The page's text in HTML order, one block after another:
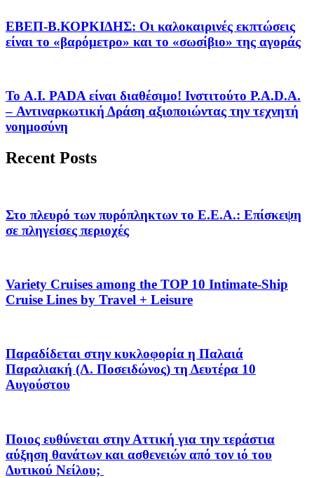
EΒΕΠ-Β.ΚΟΡΚΙΔΗΣ: Οι καλοκαιρινές εκπτώσεις
είναι το «βαρόμετρο» και το «σωσίβιο» της αγοράς
Το A.I. PADA είναι διαθέσιμο! Ινστιτούτο P.A.D.A.
– Αντιναρκωτική Δράση αξιοποιώντας την τεχνητή
νοημοσύνη
Recent Posts
Στο πλευρό των πυρόπληκτων το Ε.Ε.Α.: Επίσκεψη
σε πληγείσες περιοχές
Variety Cruises among the TOP 10 Intimate-Ship
Cruise Lines by Travel + Leisure
Παραδίδεται στην κυκλοφορία η Παλαιά
Παραλιακή (Λ. Ποσειδώνος) τη Δευτέρα 10
Αυγούστου
Ποιος ευθύνεται στην Αττική για την τεράστια
αύξηση θανάτων και ασθενειών από τον ιό του
Δυτικού Νείλου;